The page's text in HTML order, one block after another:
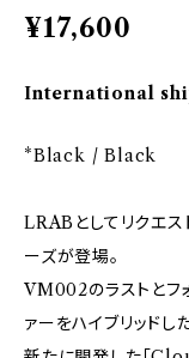
¥17,600
International
*Black / Black
LRABとしてリクエス
ーズが登場。
VM002のラストとフ
ァーをハイブリッドし